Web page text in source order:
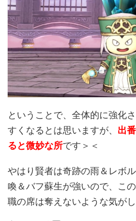
ということで、全体的に強化
すくなるとは思いますが、 出
ると微妙な所です＞＜
やはり賢者は奇跡の雨＆レボ
喚＆バフ蘇生が強いので、こ
職の席は奪えないような気がし